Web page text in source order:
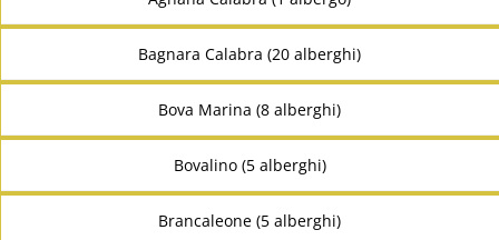
Bagnara Calabra (20 alberghi)
Bova Marina (8 alberghi)
Bovalino (5 alberghi)
Brancaleone (5 alberghi)